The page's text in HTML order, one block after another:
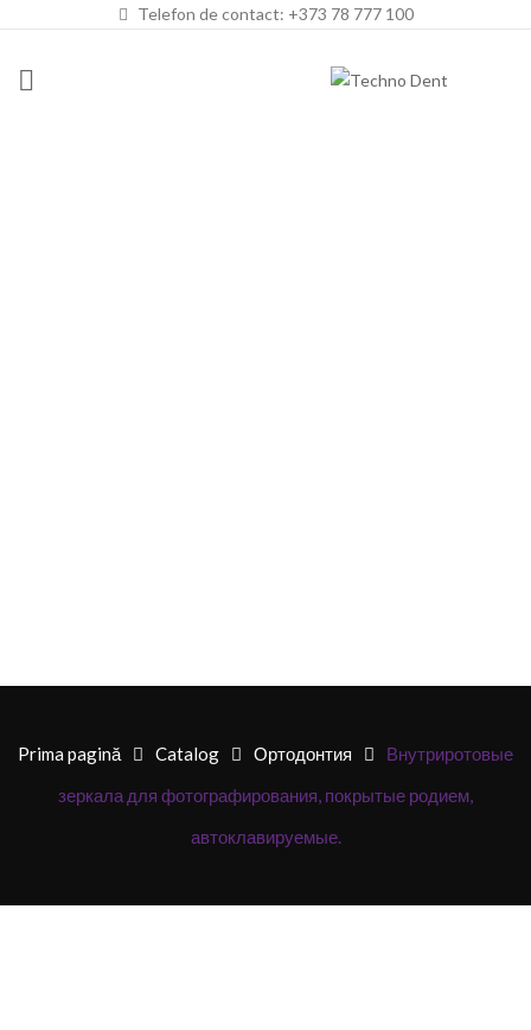
Telefon de contact: +373 78 777 100
Prima pagină Catalog Ортодонтия
Внутриротовые
зеркала для фотографирования, покрытые родием,
автоклавируемые.